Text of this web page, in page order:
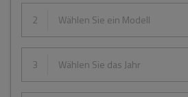
2 Wählen Sie ein Modell
3 Wählen Sie das Jahr